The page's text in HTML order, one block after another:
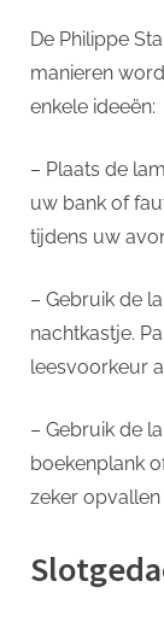
De Philippe
manieren
enkele ideeën:
– Plaats de
uw bank of
tijdens uw
– Gebruik de
nachtkastje.
leesvoorkeur
– Gebruik de
boekenplank
zeker